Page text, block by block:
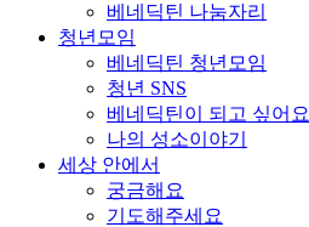
베네딕틴 나눔자리
청년모임
베네딕틴 청년모임
청년 SNS
베네딕틴이 되고 싶어요
나의 성소이야기
세상 안에서
궁금해요
기도해주세요